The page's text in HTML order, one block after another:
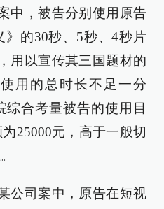
中，被告分别使用原告
》的30秒、5秒、4秒片
用以宣传其三国题材的
用的总时长不足一分
合考量被告的使用目
25000元，高于一般切
公司案中，原告在短视